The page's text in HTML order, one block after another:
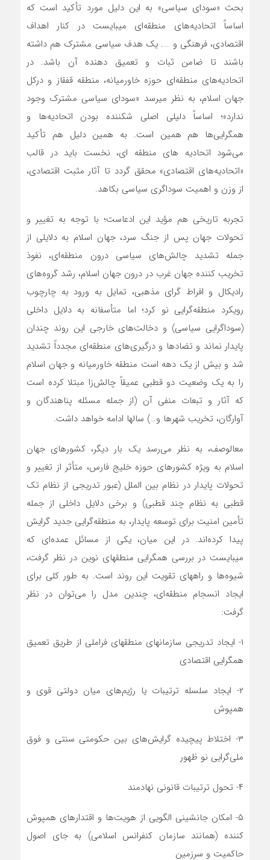
بحث «سودای سیاسی» به این دلیل مورد تأکید است که
اساساً اتحادیه‏‌های منطقه‏‌ای می‏بایست در کنار اهداف
اقتصادی، فرهنگی و …. یک هدف سیاسی مشترک هم داشته
باشند تا ضامن ثبات و تعمیق دهنده آن باشد. در
اتحادیه‌های منطقه‌ای حوزه خاورمیانه، منطقه قفقاز و درکل
جهان اسلام، به نظر می‏رسد «سودای سیاسی مشترک وجود
ندارد»؛ اساساً دلیلی اصلی شکننده بودن اتحادیه‌ها و
همگرایی‌ها هم همین است. به همین دلیل هم تأکید
می‌شود اتحادیه های منطقه ای، نخست باید در قالب
«اتحادیه‏‌های اقتصادی» محقق گردد تا آثار مثبت اقتصادی،
از وزن و اهمیت سوداگری سیاسی بکاهد.
تجربه تاریخی هم مؤید این ادعاست؛ با توجه به تغییر و
تحولات جهان پس از جنگ سرد، جهان اسلام به دلایلی از
جمله تشدید چالش‌های سیاسی درون منطقه‌‏ای، نفوذ
تخریب کننده جهان غرب در درون جهان اسلام، رشد گروه‌های
رادیکال و افراط گرای مذهبی، تمایل به ورود به چارچوب
رویکرد منطقه‌گرایی نو کرد؛ اما متأسفانه به دلایل داخلی
(سوداگرایی سیاسی) و دخالت‌های خارجی این روند چندان
پایدار نماند و تضادها و درگیری‌های منطقه‏‌ای مجدداً تشدید
شد و بیش از یک دهه است منطقه خاورمیانه و جهان اسلام
را به یک وضعیت دو قطبی عمیقاً چالش‏‌زا مبتلا کرده است
که آثار و تبعات منفی آن (از جمله مسئله پناهندگان و
آوارگان، تخریب شهرها و…) سالها ادامه خواهد داشت.
مع‏الوصف، به نظر‌ می‌رسد یک بار دیگر، کشورهای جهان
اسلام به ویژه کشورهای حوزه خلیج فارس، متأثر از تغییر و
تحولات پایدار در نظام بین الملل (عبور تدریجی از نظام تک
قطبی به نظام چند قطبی) و برخی دلایل داخلی از جمله
تأمین امنیت برای توسعه پایدار، به منطقه‌گرایی جدید گرایش
پیدا کرده‌‏اند. در این میان، یکی از مسائل عمده‏‌ای که
می‏بایست در بررسی همگرایی منطقه‏ای نوین در نظر گرفت،
شیوه‌ها و راه‏های تقویت این روند است. به طور کلی برای
ایجاد انسجام منطقه‏‌ای، چندین مدل را‌ می‌توان در نظر
گرفت:
۱- ایجاد تدریجی سازمان‏های منطقه‏ای فراملی از طریق تعمیق
همگرایی اقتصادی
۲- ایجاد سلسله ترتیبات یا رژیم‏‌های میان دولتی قوی و
همپوش
۳- اختلاط پیچیده گرایش‌های بین حکومتی سنتی و فوق
ملی‏‌گرایی نو ظهور
۴- تحول ترتیبات قانونی نهادمند
۵- امکان جانشینی الگویی از هویت‌ها و اقتدارهای همپوش
کننده (همانند سازمان کنفرانس اسلامی) به جای اصول
حاکمیت و سرزمین